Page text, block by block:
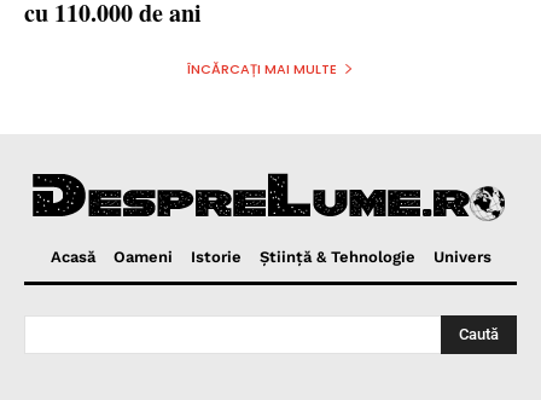
cu 110.000 de ani
ÎNCĂRCAȚI MAI MULTE
Acasă Oameni Istorie Ştiinţă & Tehnologie Univers
Caută